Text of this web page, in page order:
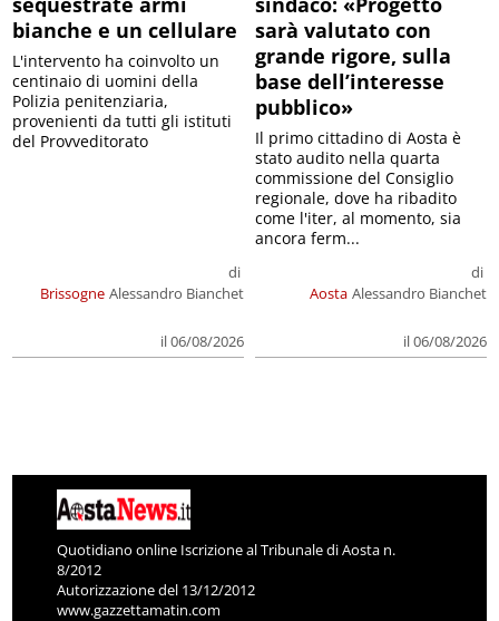
bianche e un cellulare
Brissogne
di
Alessandro Bianchet
il 06/08/2026
L'intervento ha coinvolto un
centinaio di uomini della
Polizia penitenziaria,
provenienti da tutti gli istituti
del Provveditorato
sarà valutato con
grande rigore, sulla
base dell’interesse
pubblico»
Aosta
di
Alessandro Bianchet
il 06/08/2026
Il primo cittadino di Aosta è
stato audito nella quarta
commissione del Consiglio
regionale, dove ha ribadito
come l'iter, al momento, sia
ancora ferm...
Quotidiano online Iscrizione al Tribunale di Aosta n.
8/2012
Autorizzazione del 13/12/2012
www.gazzettamatin.com